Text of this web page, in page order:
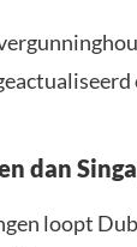
dan
loopt